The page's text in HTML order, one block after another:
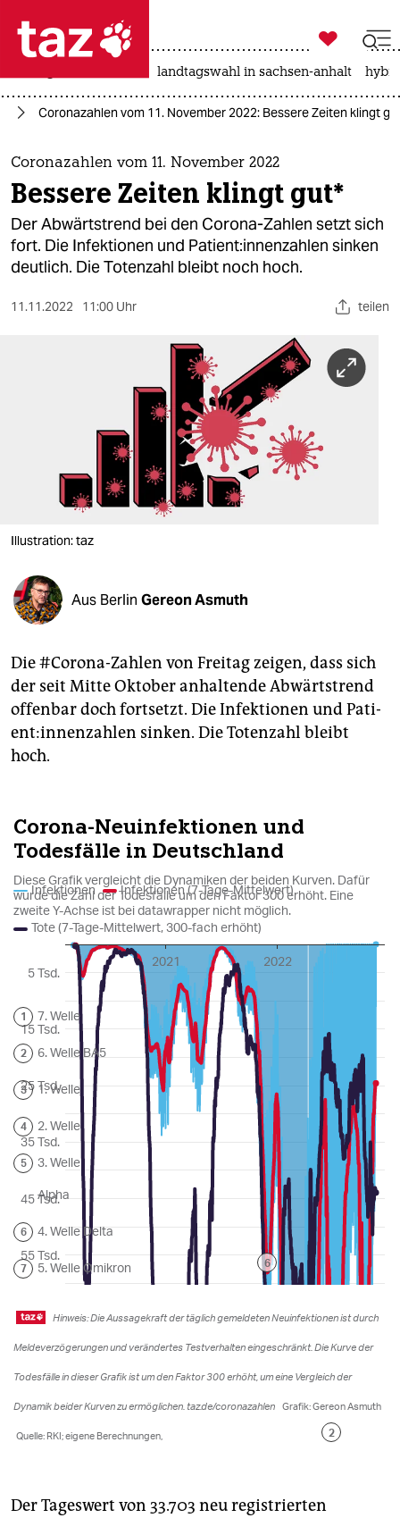
 taz zahl ich
taz zahl ich
themen
politik
öko
wahrheit
veranstaltungen
shop
fragen & hilfe
unterstützen
abo

taz zahl ich
landtagswahl in sachsen-anhalt
Coronazahlen vom 11. November 2022: Bessere Zeiten klingt
Coronazahlen vom 11. November 2022
Bessere Zeiten klingt gut*
Der Abwärtstrend bei den Corona-Zahlen setzt sich
fort. Die Infektionen und Pa­ti­en­t:in­nen­zah­len sinken
deutlich. Die Totenzahl bleibt noch hoch.
11.11.2022 11:00 Uhr teilen
Illustration: taz
Aus Berlin Gereon Asmuth
Die #Corona-Zahlen von Freitag zeigen, dass sich
der seit Mitte Oktober anhaltende Abwärtstrend
offenbar doch fortsetzt. Die Infektionen und Pa­ti­
en­t:in­nen­zah­len sinken. Die Totenzahl bleibt
hoch.
Der Tageswert von 33.703 neu registrierten